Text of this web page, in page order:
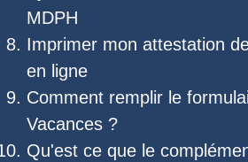
MDPH
Imprimer mon attestation
en ligne
Comment remplir le
Vacances ?
Qu'est ce que le